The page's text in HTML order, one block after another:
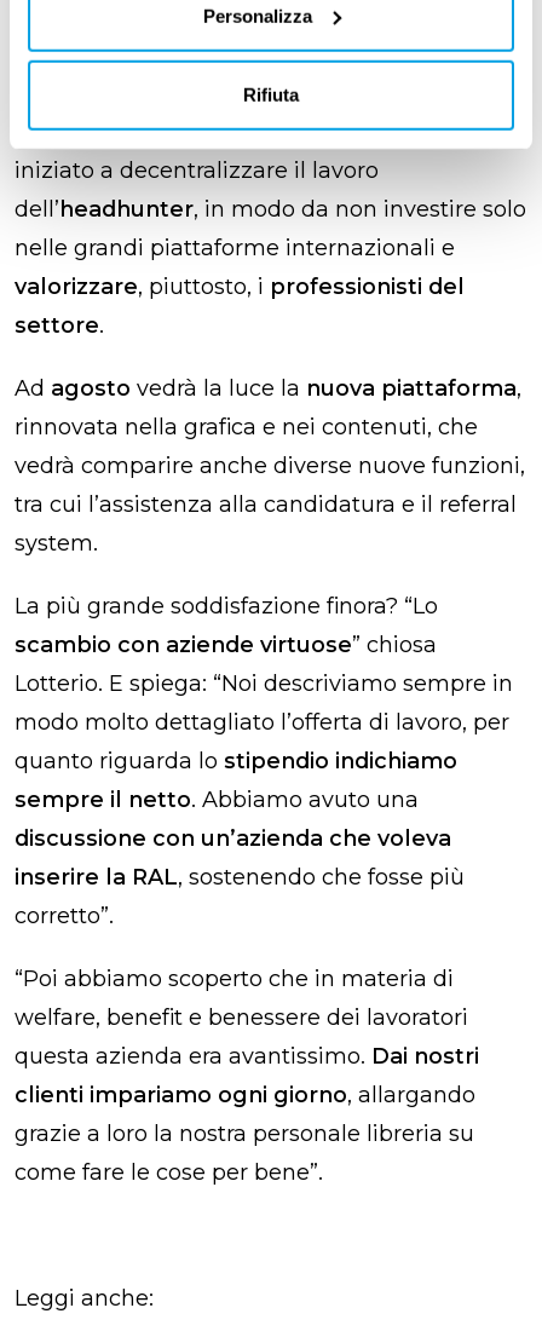
Personalizza
Rifiuta
, ha raccolto circa
euro, ha unteam di 14 persone, numerosi
e lavora con circa
ristoranti. Da qualche tempo, inoltre, ha
iniziato a decentralizzare il lavoro
dell’headhunter, in modo da non investire solo
nelle grandi piattaforme internazionali e
valorizzare, piuttosto, i professionisti del
settore.
Ad agosto vedrà la luce la nuova piattaforma,
rinnovata nella grafica e nei contenuti, che
vedrà comparire anche diverse nuove funzioni,
tra cui l’assistenza alla candidatura e il referral
system.
La più grande soddisfazione finora? “Lo
scambio con aziende virtuose” chiosa
Lotterio. E spiega: “Noi descriviamo sempre in
modo molto dettagliato l’offerta di lavoro, per
quanto riguarda lo stipendio indichiamo
sempre il netto. Abbiamo avuto una
discussione con un’azienda che voleva
inserire la RAL, sostenendo che fosse più
corretto”.
“Poi abbiamo scoperto che in materia di
welfare, benefit e benessere dei lavoratori
questa azienda era avantissimo. Dai nostri
clienti impariamo ogni giorno, allargando
grazie a loro la nostra personale libreria su
come fare le cose per bene”.
Leggi anche: